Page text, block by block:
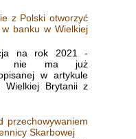
z Polski otworzyć
banku w Wielkiej
na rok 2021 -
nie ma już
w artykule
Wielkiej Brytanii z
przechowywaniem
Skarbowej